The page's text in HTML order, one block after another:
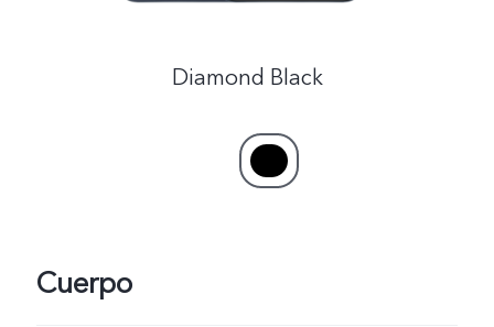
Diamond Black
Cuerpo